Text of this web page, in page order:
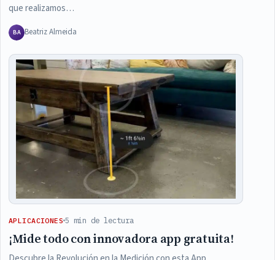
que realizamos…
BA Beatriz Almeida
APLICACIONES 5 min de lectura
¡Mide todo con innovadora app gratuita!